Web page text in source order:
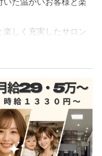
ため、集客⼒も◎ ★
男女を問わず、年齢
ことなく吸収できる
ートの充実★
イルの紹介や、
階
キングビル2階
ィアラ清瀬1階
くことができます！
は男女を問わず、年齢
ことなく吸収できる
ートの充実★
階
キングビル2階
ィアラ清瀬1階
た温かいお客様と楽
楽しく充実したサロン
視！⏰
を充実させたい方」